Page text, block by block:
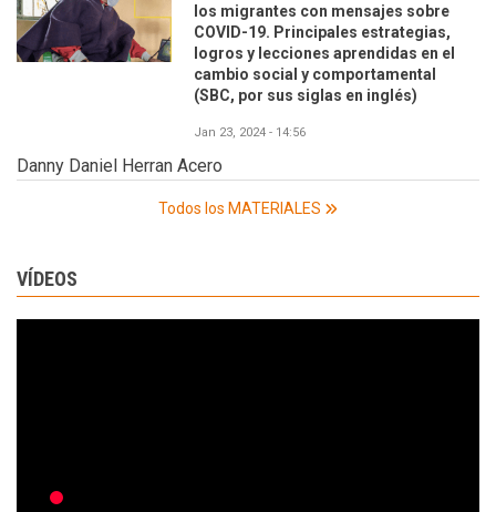
los migrantes con mensajes sobre
COVID-19. Principales estrategias,
logros y lecciones aprendidas en el
cambio social y comportamental
(SBC, por sus siglas en inglés)
Jan 23, 2024 - 14:56
Danny Daniel Herran Acero
Todos los MATERIALES
VÍDEOS